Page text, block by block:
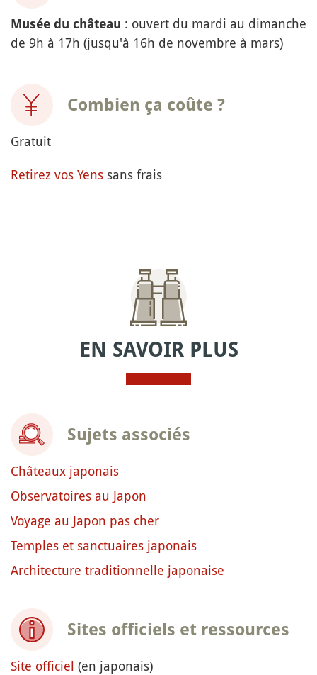
Musée du château : ouvert du mardi au dimanche
de 9h à 17h (jusqu'à 16h de novembre à mars)
Combien ça coûte ?
Gratuit
Retirez vos Yens sans frais
EN SAVOIR PLUS
Sujets associés
Châteaux japonais
Observatoires au Japon
Voyage au Japon pas cher
Temples et sanctuaires japonais
Architecture traditionnelle japonaise
Sites officiels et ressources
Site officiel (en japonais)